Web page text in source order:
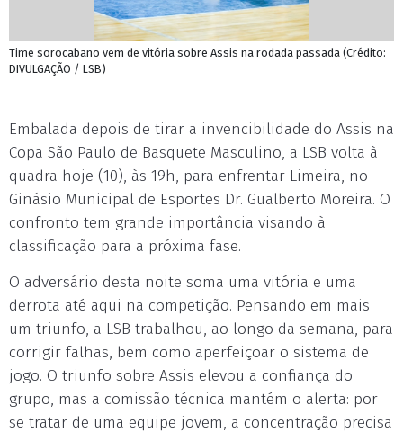
Time sorocabano vem de vitória sobre Assis na rodada passada (Crédito:
DIVULGAÇÃO / LSB)
Embalada depois de tirar a invencibilidade do Assis na
Copa São Paulo de Basquete Masculino, a LSB volta à
quadra hoje (10), às 19h, para enfrentar Limeira, no
Ginásio Municipal de Esportes Dr. Gualberto Moreira. O
confronto tem grande importância visando à
classificação para a próxima fase.
O adversário desta noite soma uma vitória e uma
derrota até aqui na competição. Pensando em mais
um triunfo, a LSB trabalhou, ao longo da semana, para
corrigir falhas, bem como aperfeiçoar o sistema de
jogo. O triunfo sobre Assis elevou a confiança do
grupo, mas a comissão técnica mantém o alerta: por
se tratar de uma equipe jovem, a concentração precisa